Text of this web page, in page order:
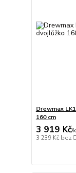
Drewmax
160 cm
3 919 Kč/
3 239 Kč bez